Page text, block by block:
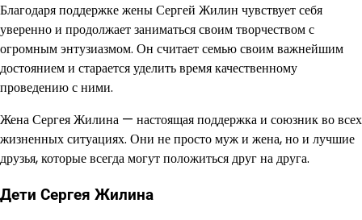
Благодаря поддержке жены Сергей Жилин чувствует себя
уверенно и продолжает заниматься своим творчеством с
огромным энтузиазмом. Он считает семью своим важнейшим
достоянием и старается уделить время качественному
проведению с ними.
Жена Сергея Жилина — настоящая поддержка и союзник во всех
жизненных ситуациях. Они не просто муж и жена, но и лучшие
друзья, которые всегда могут положиться друг на друга.
Дети Сергея Жилина